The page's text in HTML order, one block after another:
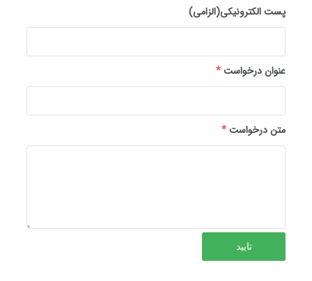
پست الکترونیکی(الزامی)
عنوان درخواست*
متن درخواست*
تایید